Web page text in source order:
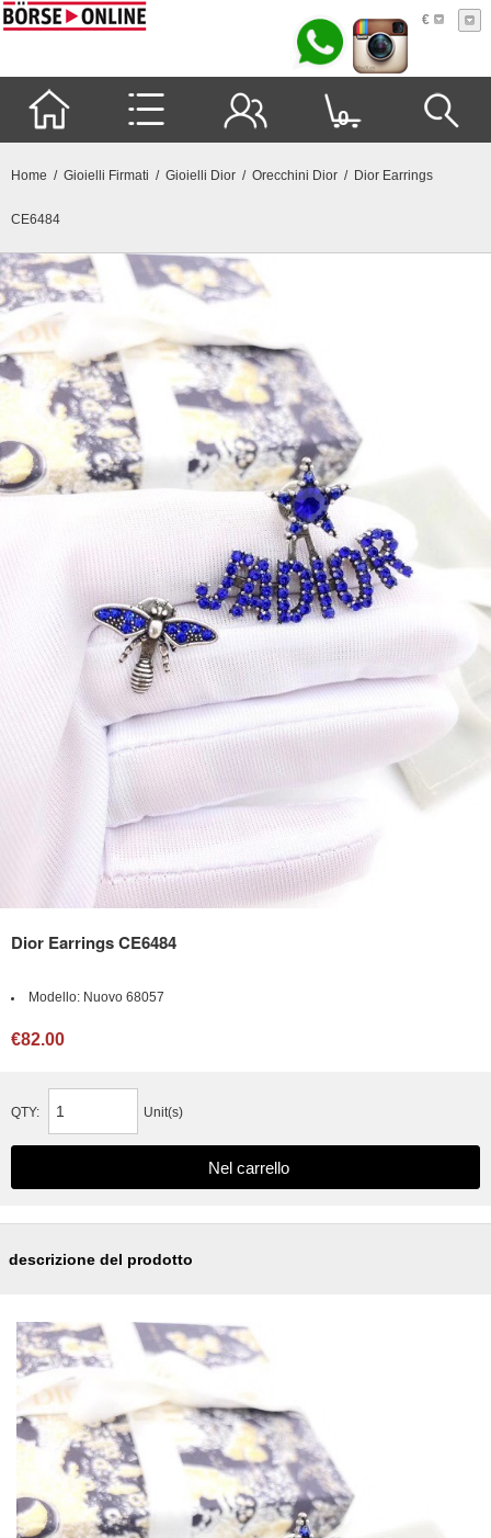
€
0
Home / Gioielli Firmati / Gioielli Dior / Orecchini Dior / Dior Earrings
CE6484
Dior Earrings CE6484
Modello: Nuovo 68057
€82.00
QTY: Unit(s)
descrizione del prodotto